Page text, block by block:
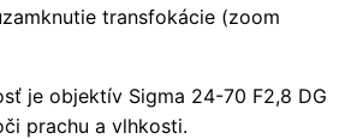
transfokácie (zoom
je objektív Sigma 24-70 F2,8 DG
prachu a vlhkosti.